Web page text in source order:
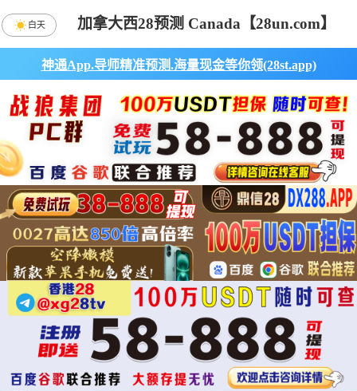
加拿大西28预测 Canada【28un.com】
白天